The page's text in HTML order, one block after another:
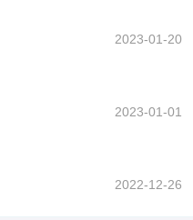
2023-01-20
2023-01-01
2022-12-26